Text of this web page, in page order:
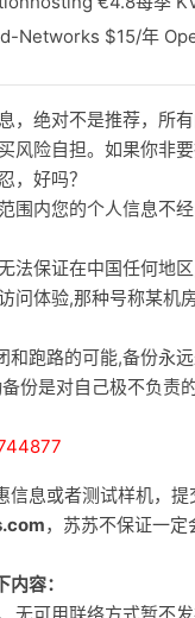
Networks $15/年
，绝对不是推荐，所
风险自担。如果你非
，好吗？
围内您的个人信息不
法保证在中国任何地
问体验,那种号称某机
和跑路的可能,备份永
份是对自己极不负责
信息或者测试样机，
，苏苏不保证一定
容：